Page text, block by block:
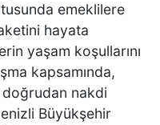
emeklilere
hayata
yaşam koşullarını
kapsamında,
nakdi
Büyükşehir